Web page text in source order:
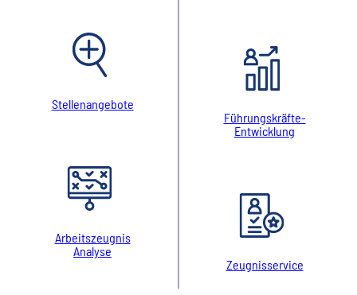
Stellenangebote
Arbeitszeugnis
Analyse
Führungskräfte-
Entwicklung
Zeugnisservice